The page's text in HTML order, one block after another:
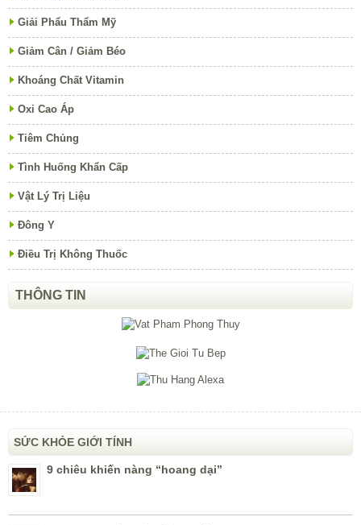
Giải Phẩu Thẩm Mỹ
Giảm Cân / Giảm Béo
Khoáng Chất Vitamin
Oxi Cao Áp
Tiêm Chủng
Tình Huống Khẩn Cấp
Vật Lý Trị Liệu
Đông Y
Điều Trị Không Thuốc
THÔNG TIN
SỨC KHỎE GIỚI TÍNH
9 chiêu khiến nàng “hoang dại”